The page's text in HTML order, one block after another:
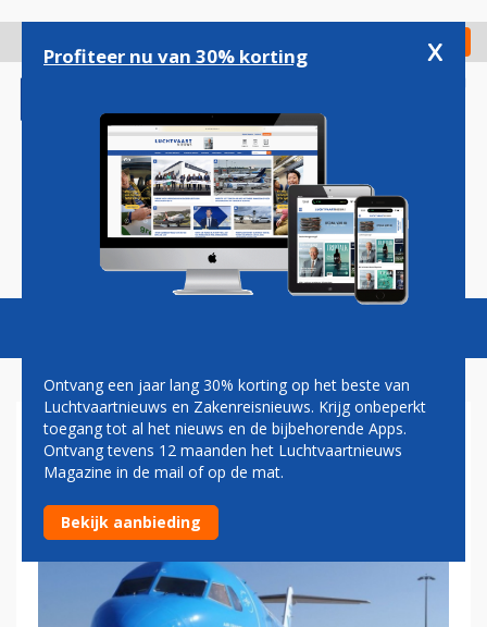
gaan
Check in
Magazine Podcasts Vacatures
HENK VOGELAAR: TWINTIG
JAAR NA DATO
Profiteer nu van 30% korting x
Ontvang een jaar lang 30% korting op het beste van
Luchtvaartnieuws en Zakenreisnieuws. Krijg onbeperkt
toegang tot al het nieuws en de bijbehorende Apps.
Ontvang tevens 12 maanden het Luchtvaartnieuws
Magazine in de mail of op de mat.
Bekijk aanbieding